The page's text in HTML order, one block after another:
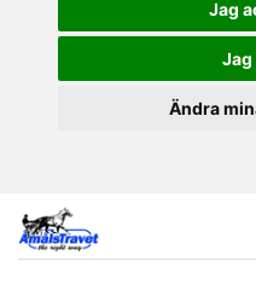
Jag
Jag
Ändra